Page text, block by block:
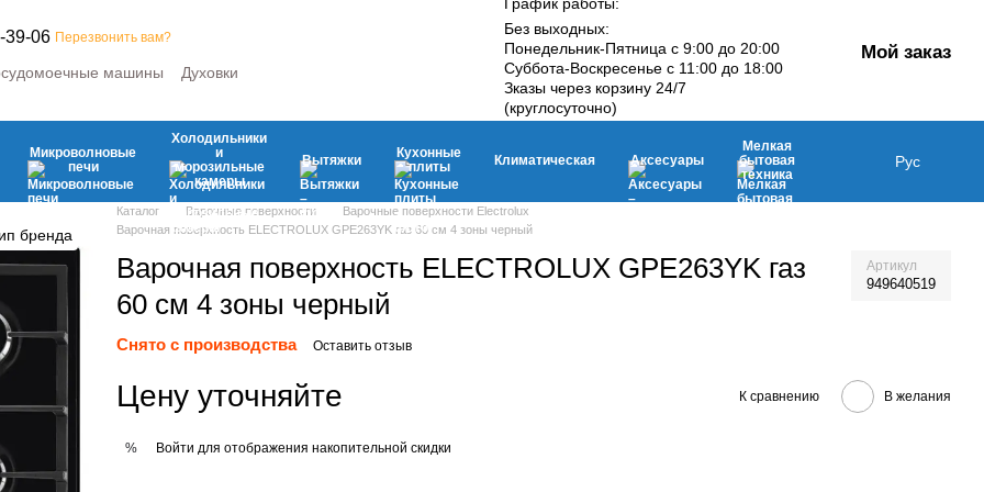
39-06 Перезвонить вам?
машины
Духовки
камеры
Вытяжки Кухонные плиты
Климатическая
техника
Без выходных:
Понедельник-Пятница с 9:00 до 20:00
Суббота-Воскресенье с 11:00 до 18:00
Зказы через корзину 24/7
(круглосуточно)
Мой заказ
Микроволновые
печи
Холодильники
и
морозильные
камеры
Вытяжки
Кухонные
плиты
Климатическая Аксесуары
Мелкая
бытовая
техника
Рус
Каталог Варочные поверхности
Варочные поверхности Electrolux
Варочная поверхность ELECTROLUX GPE263YK газ 60 см 4 зоны черный
Варочная поверхность ELECTROLUX GPE263YK газ
60 см 4 зоны черный
Артикул
949640519
Снято с производства Оставить отзыв
Цену уточняйте К сравнению В желания
% Войти для отображения накопительной скидки